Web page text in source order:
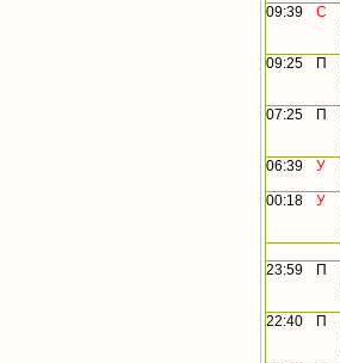
09:39
С
09:25
П
07:25
П
06:39
У
00:18
У
23:59 П
22:40
П